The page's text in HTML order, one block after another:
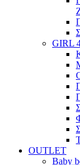
GIRL
OUTLET
Baby